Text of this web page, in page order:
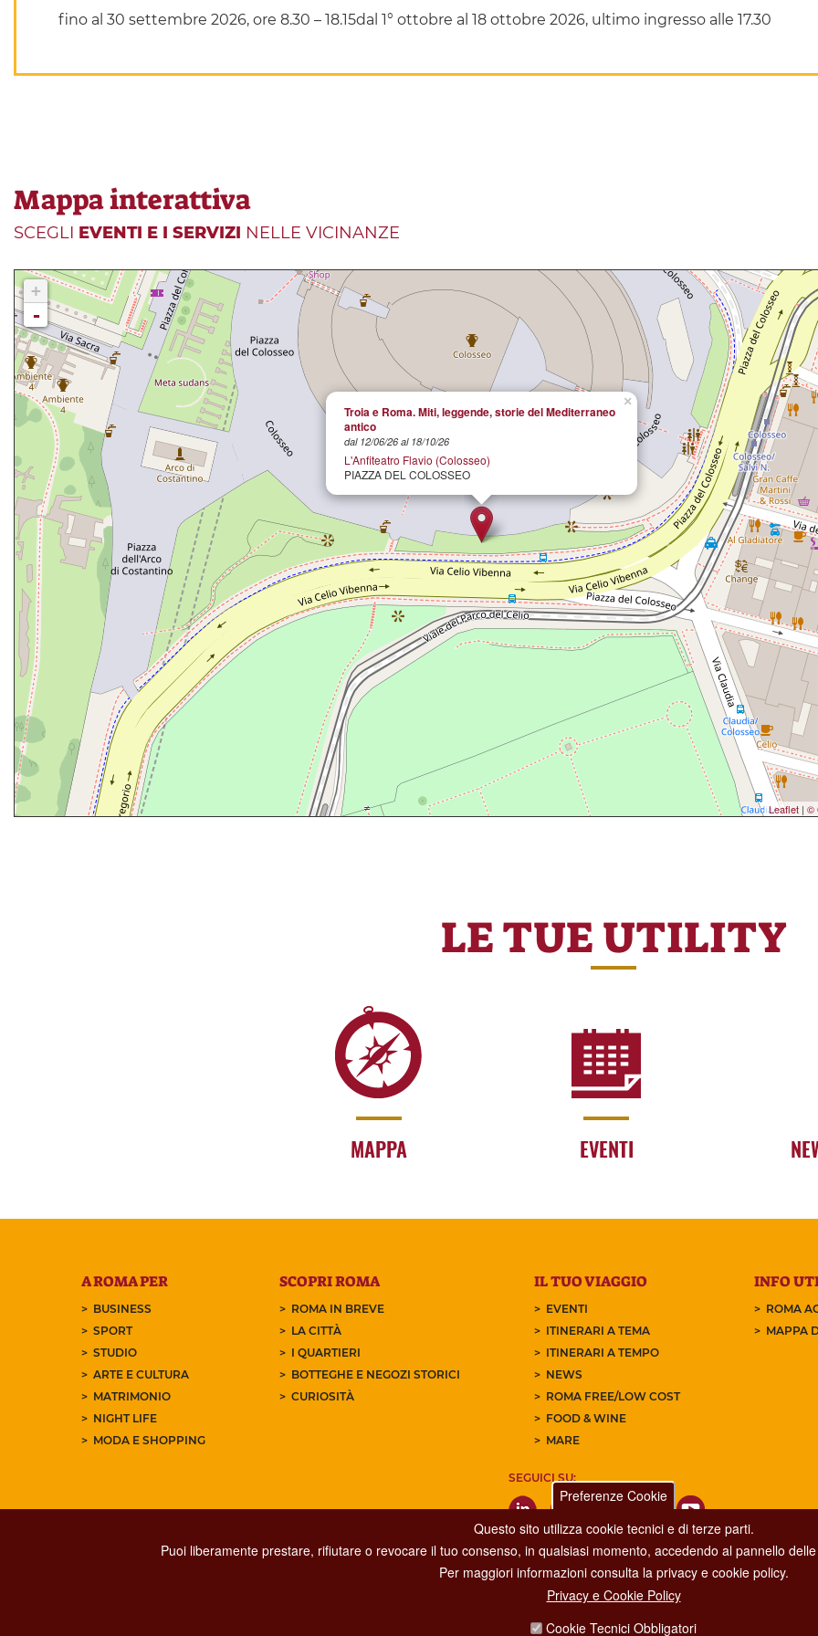
fino al 30 settembre 2026, ore 8.30 – 18.15dal 1° ottobre al 18 ottobre 2026, ultimo ingresso alle 17.30
Mappa interattiva
SCEGLI EVENTI E I SERVIZI NELLE VICINANZE
×
Troia e Roma. Miti, leggende, storie del Mediterraneo
antico
dal 12/06/26 al 18/10/26
L'Anfiteatro Flavio (Colosseo)
PIAZZA DEL COLOSSEO
+
-
Leaflet | ©
LE TUE UTILITY
MAPPA EVENTI
A ROMA PER
BUSINESS
SPORT
STUDIO
ARTE E CULTURA
MATRIMONIO
NIGHT LIFE
MODA E SHOPPING
SCOPRI ROMA
ROMA IN BREVE
LA CITTÀ
I QUARTIERI
BOTTEGHE E NEGOZI STORICI
CURIOSITÀ
IL TUO VIAGGIO
EVENTI
ITINERARI A TEMA
ITINERARI A TEMPO
NEWS
ROMA FREE/LOW COST
FOOD & WINE
MARE
INFO
ROMA
MAPPA
SEGUICI SU:
Dipartimento Grandi Eventi, Sport, Turismo e Moda.
Preferenze Cookie
Questo sito utilizza cookie tecnici e di terze parti.
Puoi liberamente prestare, rifiutare o revocare il tuo consenso, in qualsiasi momento, accedendo al pannello
Per maggiori informazioni consulta la privacy e cookie policy.
Privacy e Cookie Policy
Cookie Tecnici Obbligatori